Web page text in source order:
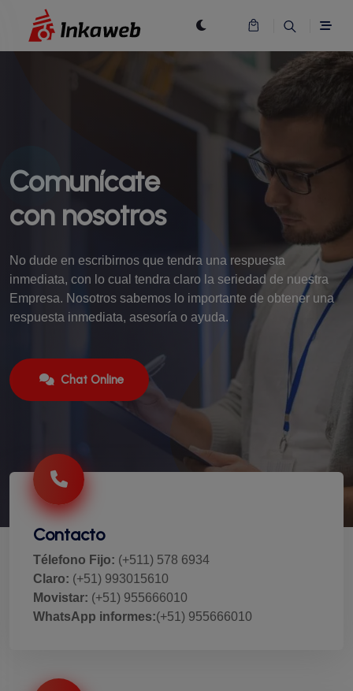
Comunícate
con nosotros
No dude en escribirnos que tendra una respuesta
inmediata, con lo cual tendra claro la seriedad de nuestra
Empresa. Nosotros sabemos lo importante de obtener una
respuesta inmediata, asesoría o ayuda.
Chat Online
Contacto
Télefono Fijo: (+511) 578 6934
Claro: (+51) 993015610
Movistar: (+51) 955666010
WhatsApp informes:(+51) 955666010